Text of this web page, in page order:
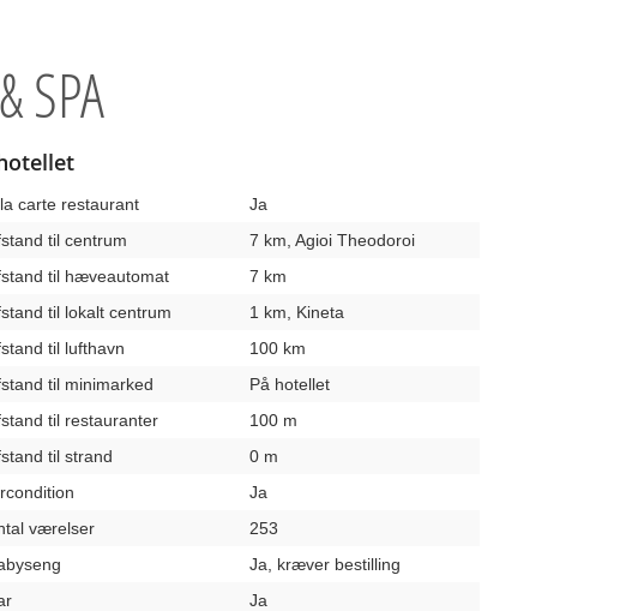
SPA
carte restaurant
Ja
til centrum
7 km, Agioi Theodoroi
til hæveautomat
7 km
til lokalt centrum
1 km, Kineta
til lufthavn
100 km
til minimarked
På hotellet
til restauranter
100 m
til strand
0 m
Ja
værelser
253
Ja, kræver bestilling
Ja